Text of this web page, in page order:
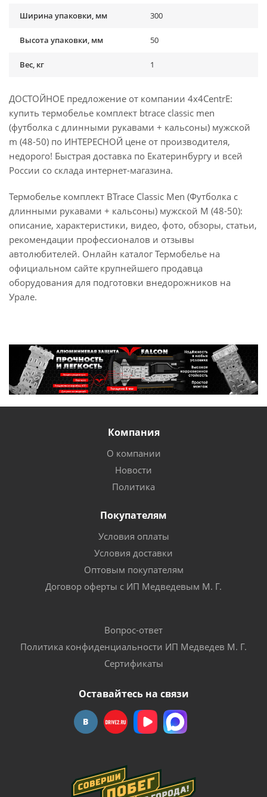
Ширина упаковки, мм 300
Высота упаковки, мм 50
Вес, кг 1
ДОСТОЙНОЕ предложение от компании 4x4CentrE:
купить термобелье комплект btrace classic men
(футболка с длинными рукавами + кальсоны) мужской
m (48-50) по ИНТЕРЕСНОЙ цене от производителя,
недорого! Быстрая доставка по Екатеринбургу и всей
России со склада интернет-магазина.
Термобелье комплект BTrace Classic Men (Футболка с
длинными рукавами + кальсоны) мужской M (48-50):
описание, характеристики, видео, фото, обзоры, статьи,
рекомендации профессионалов и отзывы
автолюбителей. Онлайн каталог Термобелье на
официальном сайте крупнейшего продавца
оборудования для подготовки внедорожников на
Урале.
Компания
О компании
Новости
Политика
Покупателям
Условия оплаты
Условия доставки
Оптовым покупателям
Договор оферты с ИП Медведевым М. Г.
Вопрос-ответ
Политика конфиденциальности ИП Медведев М. Г.
Сертификаты
Оставайтесь на связи